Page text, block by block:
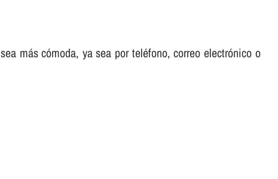
más cómoda, ya sea por teléfono, correo electrónico o